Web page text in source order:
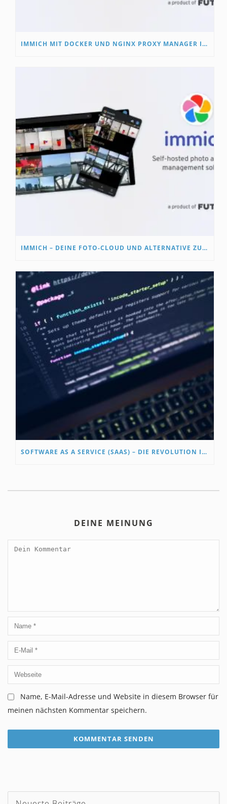
IMMICH MIT DOCKER UND NGINX PROXY MANAGER INSTALLIEREN
IMMICH – DEINE FOTO-CLOUD UND ALTERNATIVE ZU GOOGLE PHOTOS
SOFTWARE AS A SERVICE (SAAS) – DIE REVOLUTION IN DER CLOUD-LANDSCHAFT
DEINE MEINUNG
Name, E-Mail-Adresse und Website in diesem Browser für
meinen nächsten Kommentar speichern.